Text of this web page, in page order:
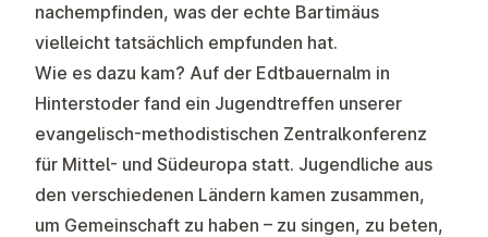
nachempfinden, was der echte Bartimäus
vielleicht tatsächlich empfunden hat.
Wie es dazu kam? Auf der Edtbauernalm in
Hinterstoder fand ein Jugendtreffen unserer
evangelisch-methodistischen Zentralkonferenz
für Mittel- und Südeuropa statt. Jugendliche aus
den verschiedenen Ländern kamen zusammen,
um Gemeinschaft zu haben – zu singen, zu beten,